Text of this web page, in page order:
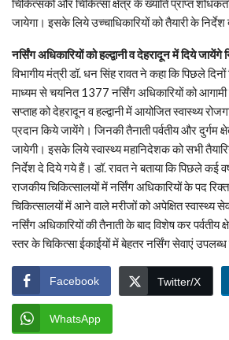
चिकित्सकों और चिकित्सा क्षेत्र के ख्याति प्राप्त
जायेगा। इसके लिये उच्चाधिकारियों को तैयारी के
नर्सिंग अधिकारियों को हल्द्वानी व देहरादून में दिये जायेंगे
विभागीय मंत्री डॉ. धन सिंह रावत ने कहा कि पिछले
माध्यम से चयनित 1377 नर्सिंग अधिकारियों को
सप्ताह को देहरादून व हल्द्वानी में आयोजित स्वास्थ्य
प्रदान किये जायेंगे। जिनकी तैनाती पर्वतीय और दुर्गम
जायेगी। इसके लिये स्वास्थ्य महानिदेशक को सभी
निर्देश दे दिये गये हैं। डॉ. रावत ने बताया कि पिछले कई
राजकीय चिकित्सालयों में नर्सिंग अधिकारियों के पद
चिकित्सालयों में आने वाले मरीजों को अपेक्षित स्वास्थ्य
नर्सिंग अधिकारियों की तैनाती के बाद विशेष कर पर्वतीय
स्तर के चिकित्सा ईकाईयों में बेहतर नर्सिंग सेवाएं
Facebook Twitter/X
WhatsApp